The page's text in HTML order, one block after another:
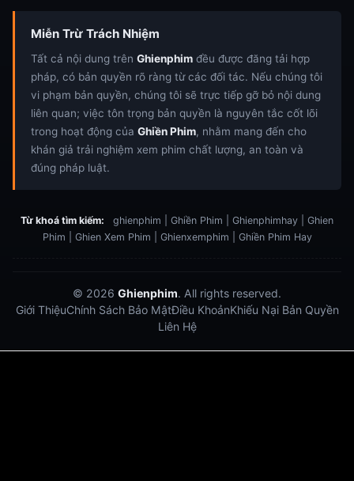
Miễn Trừ Trách Nhiệm
Tất cả nội dung trên Ghienphim đều được đăng tải hợp
pháp, có bản quyền rõ ràng từ các đối tác. Nếu chúng tôi
vi phạm bản quyền, chúng tôi sẽ trực tiếp gỡ bỏ nội dung
liên quan; việc tôn trọng bản quyền là nguyên tắc cốt lõi
trong hoạt động của Ghiền Phim, nhằm mang đến cho
khán giả trải nghiệm xem phim chất lượng, an toàn và
đúng pháp luật.
Từ khoá tìm kiếm:
ghienphim | Ghiền Phim | Ghienphimhay | Ghien
Phim | Ghien Xem Phim | Ghienxemphim | Ghiền Phim Hay
© 2026 Ghienphim. All rights reserved.
Giới ThiệuChính Sách Bảo MậtĐiều KhoảnKhiếu Nại Bản Quyền
Liên Hệ